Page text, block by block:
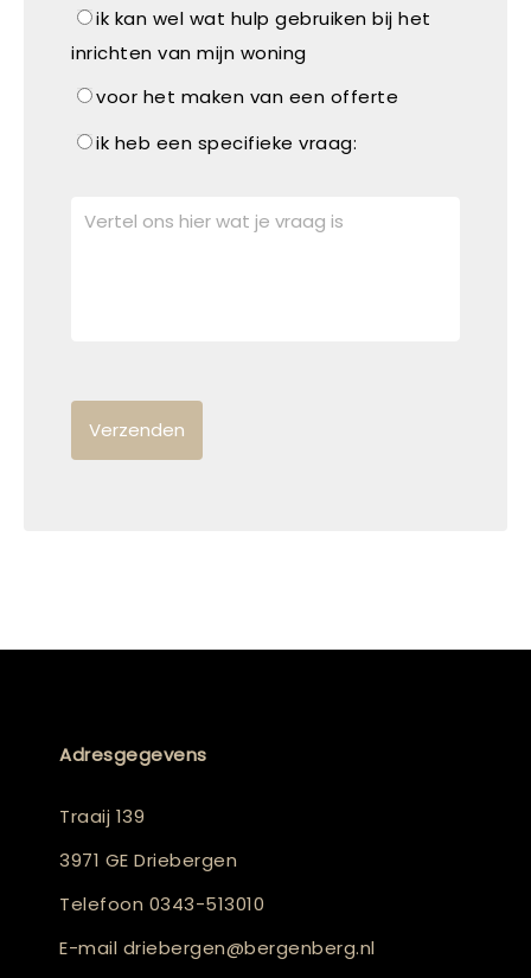
ik kan wel wat hulp gebruiken bij het
inrichten van mijn woning
voor het maken van een offerte
ik heb een specifieke vraag:
Adresgegevens
Traaij 139
3971 GE Driebergen
Telefoon 0343-513010
E-mail driebergen@bergenberg.nl